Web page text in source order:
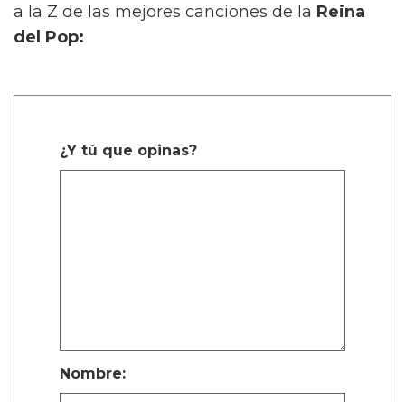
a la Z de las mejores canciones de la Reina
del Pop:
¿Y tú que opinas?
Nombre: